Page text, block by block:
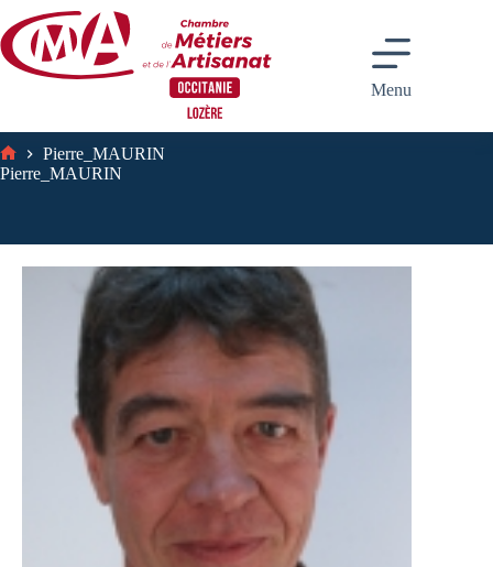
au
contenu
Menu
Accueil
Pierre_MAURIN
Pierre_MAURIN